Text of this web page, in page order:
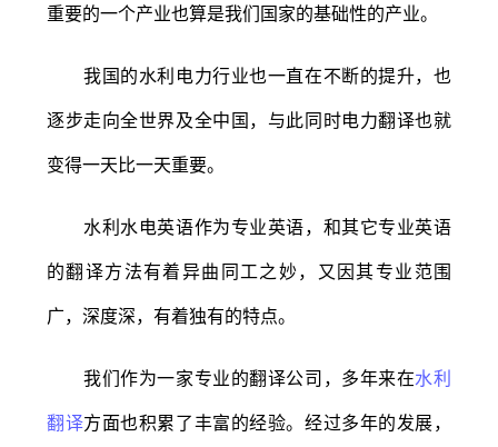
重要的一个产业也算是我们国家的基础性的产业。
我国的水利电力行业也一直在不断的提升，也
逐步走向全世界及全中国，与此同时电力翻译也就
变得一天比一天重要。
水利水电英语作为专业英语，和其它专业英语
的翻译方法有着异曲同工之妙，又因其专业范围
广，深度深，有着独有的特点。
我们作为一家专业的翻译公司，多年来在水利
翻译方面也积累了丰富的经验。经过多年的发展，